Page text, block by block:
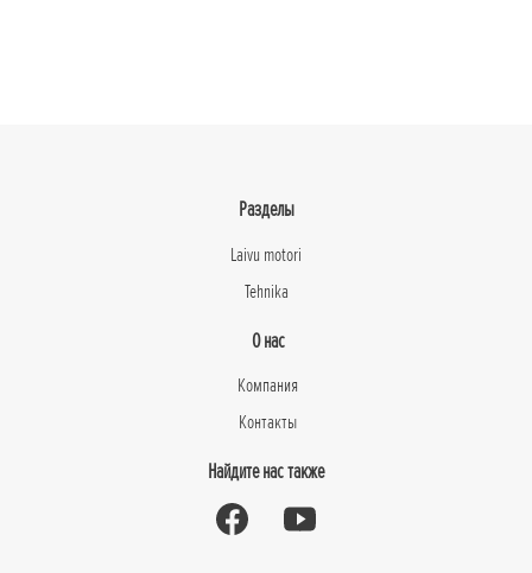
Разделы
Laivu motori
Tehnika
О нас
Компания
Контакты
Найдите нас также